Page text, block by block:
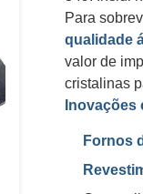
Para
qualidade
valor de
cristalinas
Inovações
Fornos